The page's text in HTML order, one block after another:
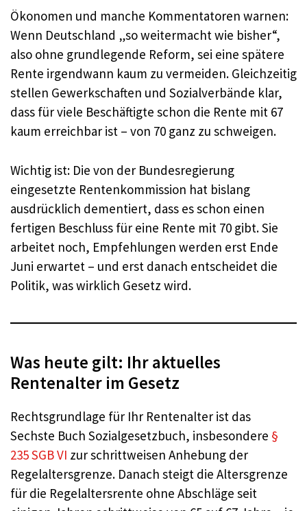
Ökonomen und manche Kommentatoren warnen:
Wenn Deutschland „so weitermacht wie bisher“,
also ohne grundlegende Reform, sei eine spätere
Rente irgendwann kaum zu vermeiden. Gleichzeitig
stellen Gewerkschaften und Sozialverbände klar,
dass für viele Beschäftigte schon die Rente mit 67
kaum erreichbar ist – von 70 ganz zu schweigen.
Wichtig ist: Die von der Bundesregierung
eingesetzte Rentenkommission hat bislang
ausdrücklich dementiert, dass es schon einen
fertigen Beschluss für eine Rente mit 70 gibt. Sie
arbeitet noch, Empfehlungen werden erst Ende
Juni erwartet – und erst danach entscheidet die
Politik, was wirklich Gesetz wird.
Was heute gilt: Ihr aktuelles
Rentenalter im Gesetz
Rechtsgrundlage für Ihr Rentenalter ist das
Sechste Buch Sozialgesetzbuch, insbesondere §
235 SGB VI zur schrittweisen Anhebung der
Regelaltersgrenze. Danach steigt die Altersgrenze
für die Regelaltersrente ohne Abschläge seit